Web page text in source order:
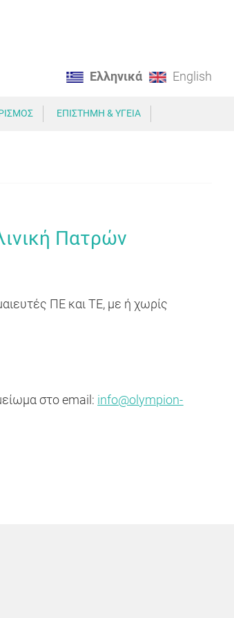
Ελληνικά English
ΕΠΙΣΤΗΜΗ & ΥΓΕΙΑ
Πατρών
ΠΕ και ΤΕ, με ή χωρίς
στο email: info@olympion-